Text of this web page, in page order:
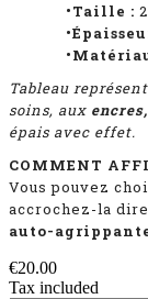
•Taille :
Tableau
soins, aux
épais avec effet.
COMMENT
Vous pouvez
accrochez-la
auto-
€20.00
Tax included